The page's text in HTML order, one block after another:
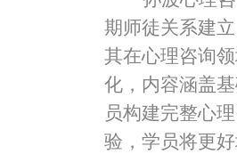
期师徒关系建
其在心理咨询
化，内容涵盖
员构建完整心
验，学员将更